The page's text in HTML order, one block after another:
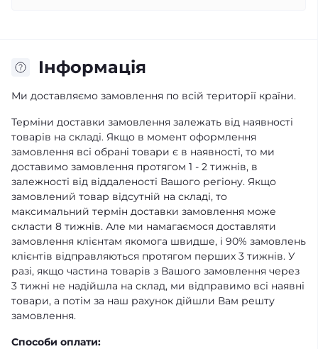
Iнформація
Ми доставляємо замовлення по всій території країни.
Терміни доставки замовлення залежать від наявності
товарів на складі. Якщо в момент оформлення
замовлення всі обрані товари є в наявності, то ми
доставимо замовлення протягом 1 - 2 тижнів, в
залежності від віддаленості Вашого регіону. Якщо
замовлений товар відсутній на складі, то
максимальний термін доставки замовлення може
скласти 8 тижнів. Але ми намагаємося доставляти
замовлення клієнтам якомога швидше, і 90% замовлень
клієнтів відправляються протягом перших 3 тижнів. У
разі, якщо частина товарів з Вашого замовлення через
3 тижні не надійшла на склад, ми відправимо всі наявні
товари, а потім за наш рахунок дійшли Вам решту
замовлення.
Способи оплати: